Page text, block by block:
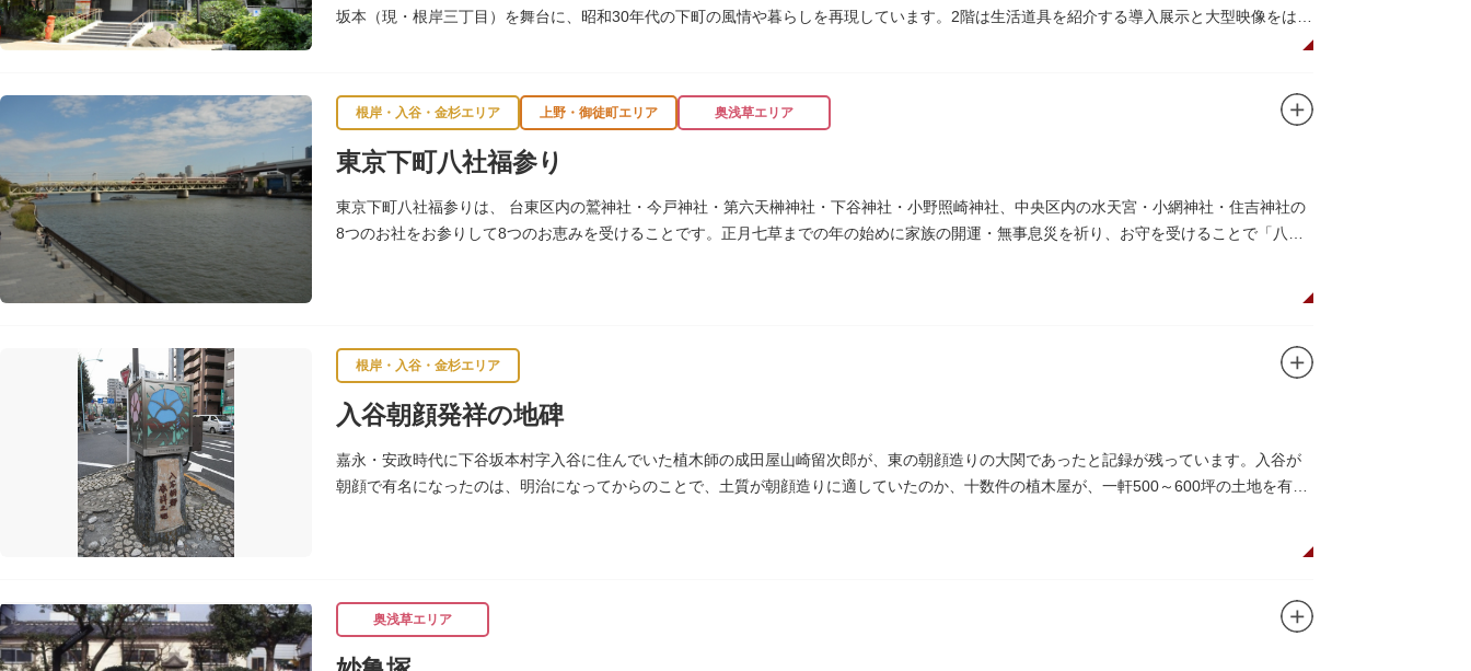
坂本（現・根岸三丁目）を舞台に、昭和30年代の下町の風情や暮らしを再現しています。2階は生活道具を紹介する導入展示と大型映像をはじ
め、下町地域の歴史や出来事をたどることのできる資料を展示しています。また3階には企画展示室と、道具や玩具を体験し、調べることがで
根岸・入谷・金杉エリア 上野・御徒町エリア 奥浅草エリア
東京下町八社福参り
東京下町八社福参りは、 台東区内の鷲神社・今戸神社・第六天榊神社・下谷神社・小野照崎神社、中央区内の水天宮・小網神社・住吉神社の
8つのお社をお参りして8つのお恵みを受けることです。正月七草までの年の始めに家族の開運・無事息災を祈り、お守を受けることで「八方
根岸・入谷・金杉エリア
入谷朝顔発祥の地碑
嘉永・安政時代に下谷坂本村字入谷に住んでいた植木師の成田屋山崎留次郎が、東の朝顔造りの大関であったと記録が残っています。入谷が
朝顔で有名になったのは、明治になってからのことで、土質が朝顔造りに適していたのか、十数件の植木屋が、一軒500～600坪の土地を有
奥浅草エリア